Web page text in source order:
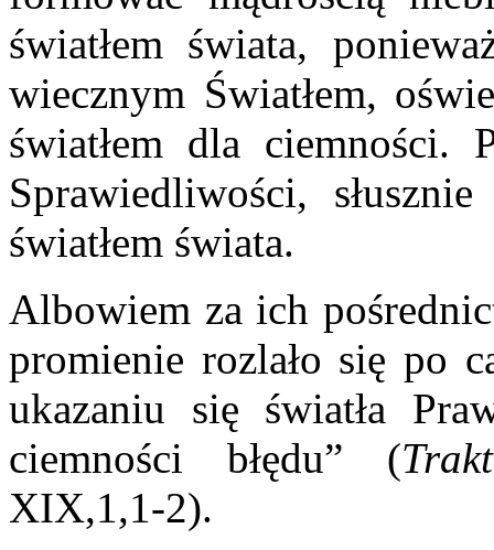
światłem świata,
wiecznym Światłem,
światłem dla ciemności.
Sprawiedliwości,
światłem świata.
Albowiem za ich
promienie rozlało się po
ukazaniu się światła
ciemności błędu” (
XIX,1,1-2).